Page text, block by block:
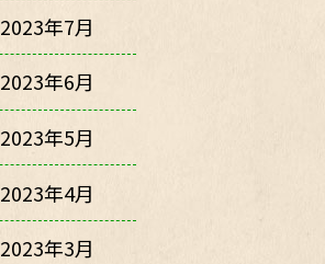
2023年7月
2023年6月
2023年5月
2023年4月
2023年3月